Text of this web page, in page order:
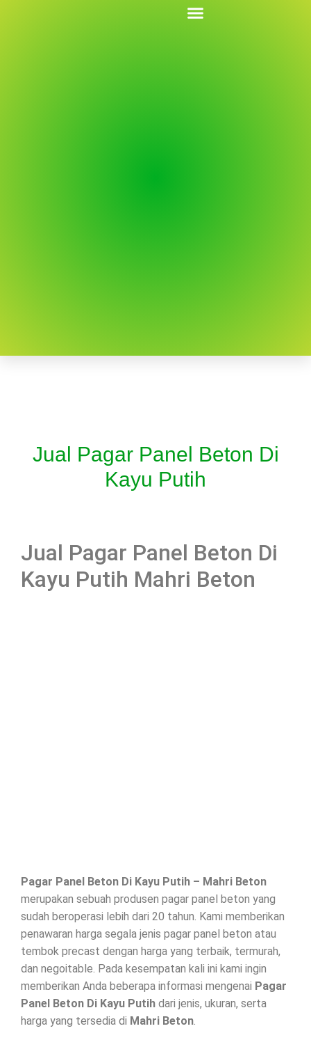
Jual Pagar Panel Beton Di
Kayu Putih
Jual Pagar Panel Beton Di
Kayu Putih Mahri Beton
Pagar Panel Beton Di Kayu Putih – Mahri Beton
merupakan sebuah produsen pagar panel beton yang
sudah beroperasi lebih dari 20 tahun. Kami memberikan
penawaran harga segala jenis pagar panel beton atau
tembok precast dengan harga yang terbaik, termurah,
dan negoitable. Pada kesempatan kali ini kami ingin
memberikan Anda beberapa informasi mengenai Pagar
Panel Beton Di Kayu Putih dari jenis, ukuran, serta
harga yang tersedia di Mahri Beton